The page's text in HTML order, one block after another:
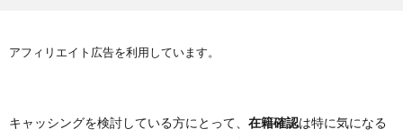
アフィリエイト広告を利用しています。
キャッシングを検討している方にとって、 在籍確認は特に気になる